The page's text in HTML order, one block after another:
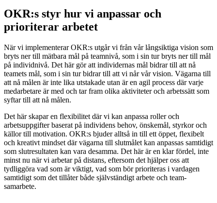
OKR:s styr hur vi anpassar och
prioriterar arbetet
När vi implementerar OKR:s utgår vi från vår långsiktiga vision som
bryts ner till mätbara mål på teamnivå, som i sin tur bryts ner till mål
på individnivå. Det här gör att individernas mål bidrar till att nå
teamets mål, som i sin tur bidrar till att vi når vår vision. Vägarna till
att nå målen är inte lika utstakade utan är en agil process där varje
medarbetare är med och tar fram olika aktiviteter och arbetssätt som
syftar till att nå målen.
Det här skapar en flexibilitet där vi kan anpassa roller och
arbetsuppgifter baserat på individens behov, önskemål, styrkor och
källor till motivation. OKR:s bjuder alltså in till ett öppet, flexibelt
och kreativt mindset där vägarna till slutmålet kan anpassas samtidigt
som slutresultaten kan vara desamma. Det här är en klar fördel, inte
minst nu när vi arbetar på distans, eftersom det hjälper oss att
tydliggöra vad som är viktigt, vad som bör prioriteras i vardagen
samtidigt som det tillåter både självständigt arbete och team-
samarbete.